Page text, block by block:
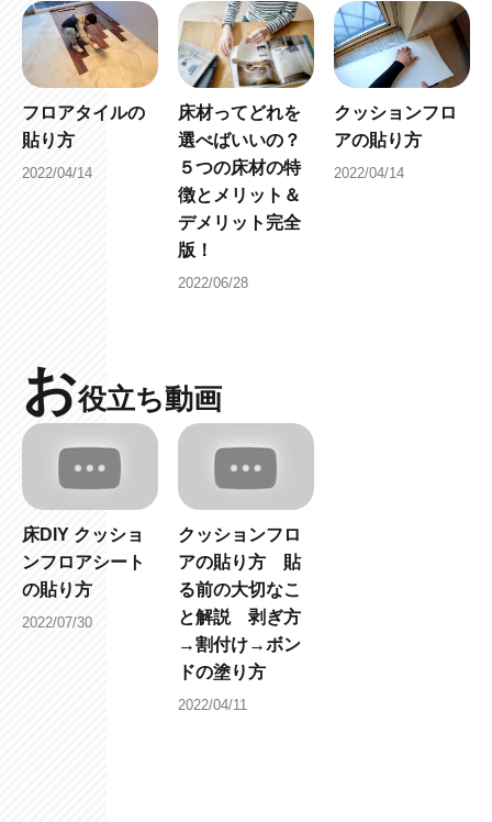
フロアタイルの
貼り方
2022/04/14
床材ってどれを
選べばいいの？
５つの床材の特
徴とメリット＆
デメリット完全
版！
2022/06/28
クッションフロ
アの貼り方
2022/04/14
お役立ち動画
床DIY クッショ
ンフロアシート
の貼り方
2022/07/30
クッションフロ
アの貼り方 貼
る前の大切なこ
と解説 剥ぎ方
→割付け→ボン
ドの塗り方
2022/04/11